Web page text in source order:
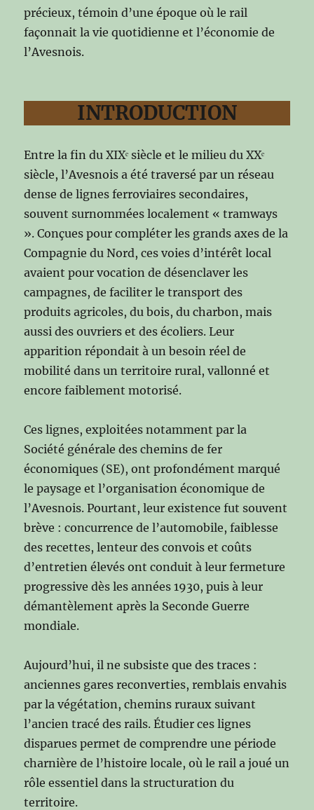
précieux, témoin d’une époque où le rail
façonnait la vie quotidienne et l’économie de
l’Avesnois.
INTRODUCTION
Entre la fin du XIXᵉ siècle et le milieu du XXᵉ
siècle, l’Avesnois a été traversé par un réseau
dense de lignes ferroviaires secondaires,
souvent surnommées localement « tramways
». Conçues pour compléter les grands axes de la
Compagnie du Nord, ces voies d’intérêt local
avaient pour vocation de désenclaver les
campagnes, de faciliter le transport des
produits agricoles, du bois, du charbon, mais
aussi des ouvriers et des écoliers. Leur
apparition répondait à un besoin réel de
mobilité dans un territoire rural, vallonné et
encore faiblement motorisé.
Ces lignes, exploitées notamment par la
Société générale des chemins de fer
économiques (SE), ont profondément marqué
le paysage et l’organisation économique de
l’Avesnois. Pourtant, leur existence fut souvent
brève : concurrence de l’automobile, faiblesse
des recettes, lenteur des convois et coûts
d’entretien élevés ont conduit à leur fermeture
progressive dès les années 1930, puis à leur
démantèlement après la Seconde Guerre
mondiale.
Aujourd’hui, il ne subsiste que des traces :
anciennes gares reconverties, remblais envahis
par la végétation, chemins ruraux suivant
l’ancien tracé des rails. Étudier ces lignes
disparues permet de comprendre une période
charnière de l’histoire locale, où le rail a joué un
rôle essentiel dans la structuration du
territoire.